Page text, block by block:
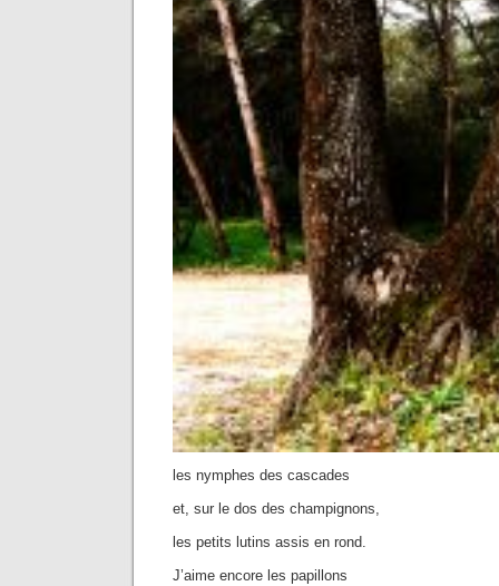
les nymphes des cascades
et, sur le dos des champignons,
les petits lutins assis en rond.
J’aime encore les papillons